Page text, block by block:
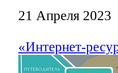
21 Апреля 2023
«Интернет-